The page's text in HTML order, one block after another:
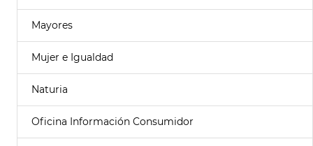
Mayores
Mujer e Igualdad
Naturia
Oficina Información Consumidor